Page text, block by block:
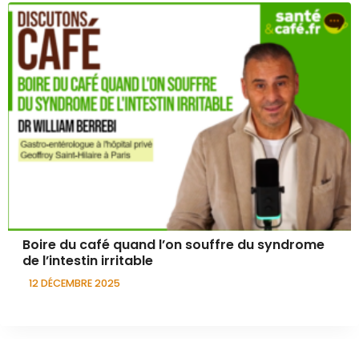
Boire du café quand l’on souffre du syndrome
de l’intestin irritable
12 DÉCEMBRE 2025